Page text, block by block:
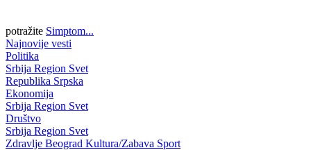
potražite Simptom...
Najnovije vesti
Politika
Srbija Region Svet
Republika Srpska
Ekonomija
Srbija Region Svet
Društvo
Srbija Region Svet
Zdravlje Beograd Kultura/Zabava Sport